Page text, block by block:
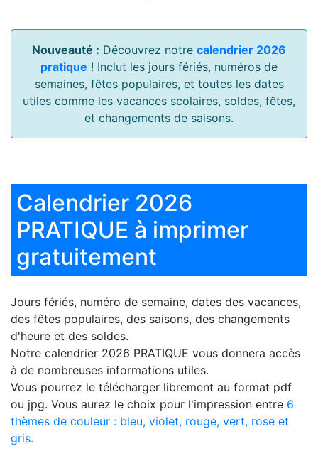
Nouveauté : Découvrez notre calendrier 2026
pratique ! Inclut les jours fériés, numéros de
semaines, fêtes populaires, et toutes les dates
utiles comme les vacances scolaires, soldes, fêtes,
et changements de saisons.
Calendrier 2026
PRATIQUE à imprimer
gratuitement
Jours fériés, numéro de semaine, dates des vacances,
des fêtes populaires, des saisons, des changements
d'heure et des soldes.
Notre calendrier 2026 PRATIQUE vous donnera accès
à de nombreuses informations utiles.
Vous pourrez le télécharger librement au format pdf
ou jpg. Vous aurez le choix pour l'impression entre 6
thèmes de couleur : bleu, violet, rouge, vert, rose et
gris.